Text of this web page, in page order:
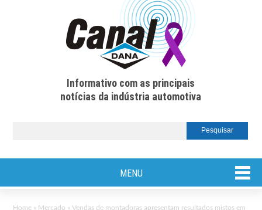
Informativo com as principais
notícias da indústria automotiva
MENU
Home » Mercado »Vendas de montadoras apresentam resultados mistos em